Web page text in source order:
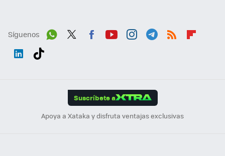
Síguenos
Suscríbete a
Apoya a Xataka y disfruta ventajas exclusivas